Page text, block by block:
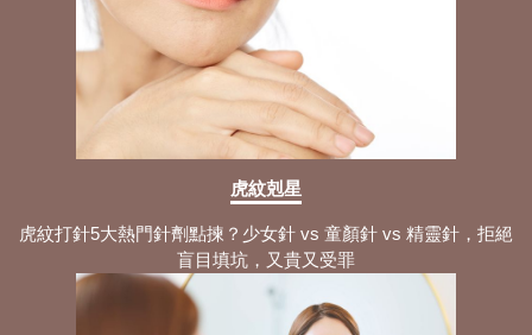
虎紋剋星
虎紋打針5大熱門針劑點揀？少女針 vs 童顏針 vs 精靈針，拒絕
盲目填坑，又貴又受罪